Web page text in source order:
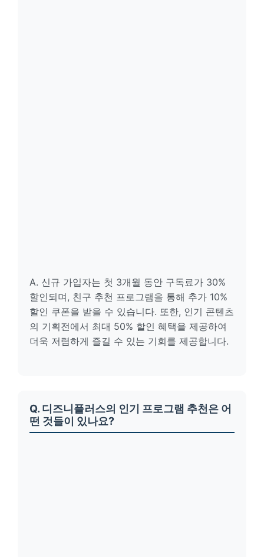
A. 신규 가입자는 첫 3개월 동안 구독료가 30%
할인되며, 친구 추천 프로그램을 통해 추가 10%
할인 쿠폰을 받을 수 있습니다. 또한, 인기 콘텐츠
의 기획전에서 최대 50% 할인 혜택을 제공하여
더욱 저렴하게 즐길 수 있는 기회를 제공합니다.
Q. 디즈니플러스의 인기 프로그램 추천은 어
떤 것들이 있나요?